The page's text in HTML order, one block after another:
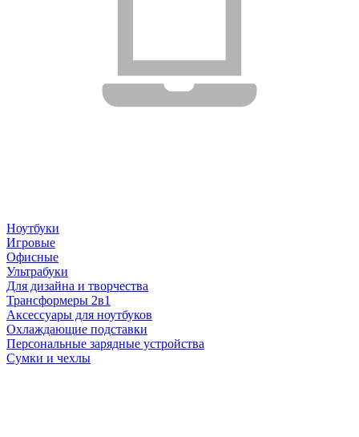
Ноутбуки
Игровые
Офисные
Ультрабуки
Для дизайна и творчества
Трансформеры 2в1
Аксессуары для ноутбуков
Охлаждающие подставки
Персональные зарядные устройства
Сумки и чехлы